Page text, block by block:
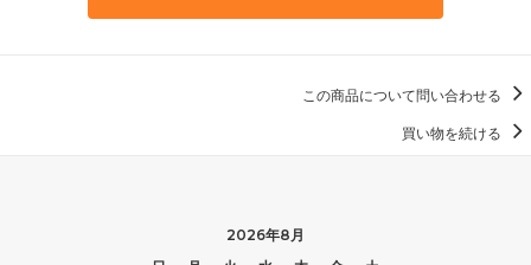
この商品について問い合わせる
買い物を続ける
2026年8月